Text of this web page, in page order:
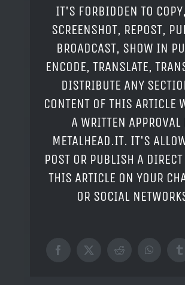
IT'S FORBIDDEN TO
SCREENSHOT, REPOST,
BROADCAST, SHOW IN
ENCODE, TRANSLATE,
DISTRIBUTE ANY
CONTENT OF THIS ARTICLE
A WRITTEN APPROVAL
METALHEAD.IT. IT'S
POST OR PUBLISH A
THIS ARTICLE ON YOUR
OR SOCIAL
Facebook
X Reddit